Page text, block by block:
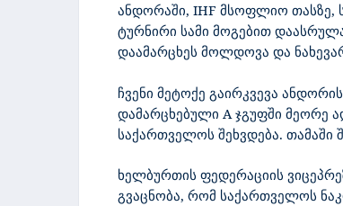
ანდორაში, IHF მსოფლიო თასზე,
ტურნირი სამი მოგებით
დაამარცხეს მოლდოვა და
ჩვენი მეტოქე გაირკვევა
დამარცხებული A ჯგუფში მეორე
საქართველოს შეხვდება. თამაში
ხელბურთის ფედერაციის
გვაცნობა, რომ საქართველოს